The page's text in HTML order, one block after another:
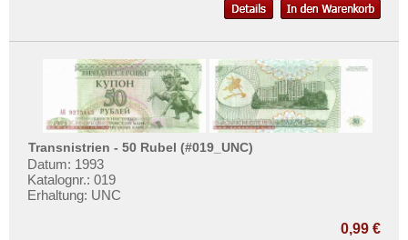
Transnistrien - 50 Rubel (#019_UNC)
Datum: 1993
Katalognr.: 019
Erhaltung: UNC
0,99 €